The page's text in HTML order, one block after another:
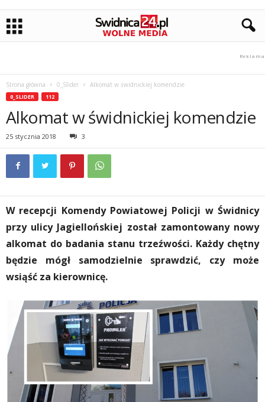
Strona główna 0_Slider Alkomat w świdnickiej komendzie
0_SLIDER 112
Alkomat w świdnickiej komendzie
25 stycznia 2018 3
W recepcji Komendy Powiatowej Policji w Świdnicy
przy ulicy Jagiellońskiej został zamontowany nowy
alkomat do badania stanu trzeźwości. Każdy chętny
będzie mógł samodzielnie sprawdzić, czy może
wsiąść za kierownicę.